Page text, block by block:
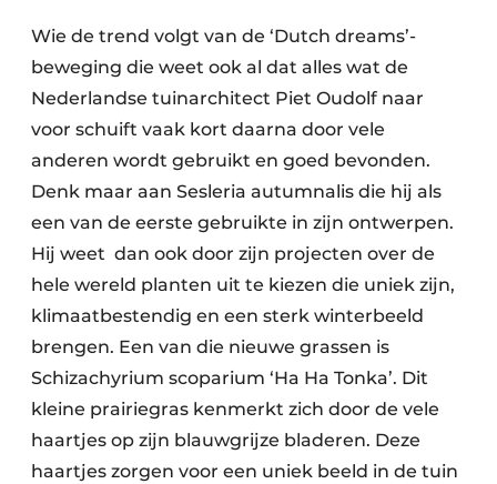
Wie de trend volgt van de ‘Dutch dreams’-
beweging die weet ook al dat alles wat de
Nederlandse tuinarchitect Piet Oudolf naar
voor schuift vaak kort daarna door vele
anderen wordt gebruikt en goed bevonden.
Denk maar aan Sesleria autumnalis die hij als
een van de eerste gebruikte in zijn ontwerpen.
Hij weet dan ook door zijn projecten over de
hele wereld planten uit te kiezen die uniek zijn,
klimaatbestendig en een sterk winterbeeld
brengen. Een van die nieuwe grassen is
Schizachyrium scoparium ‘Ha Ha Tonka’. Dit
kleine prairiegras kenmerkt zich door de vele
haartjes op zijn blauwgrijze bladeren. Deze
haartjes zorgen voor een uniek beeld in de tuin